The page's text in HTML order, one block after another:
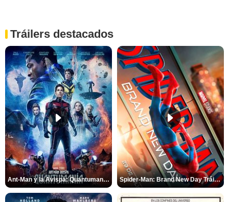
Tráilers destacados
Ant-Man y la Avispa: Quantumanía Tráiler (2) Spider-Man: Brand New Day Tráiler (3)